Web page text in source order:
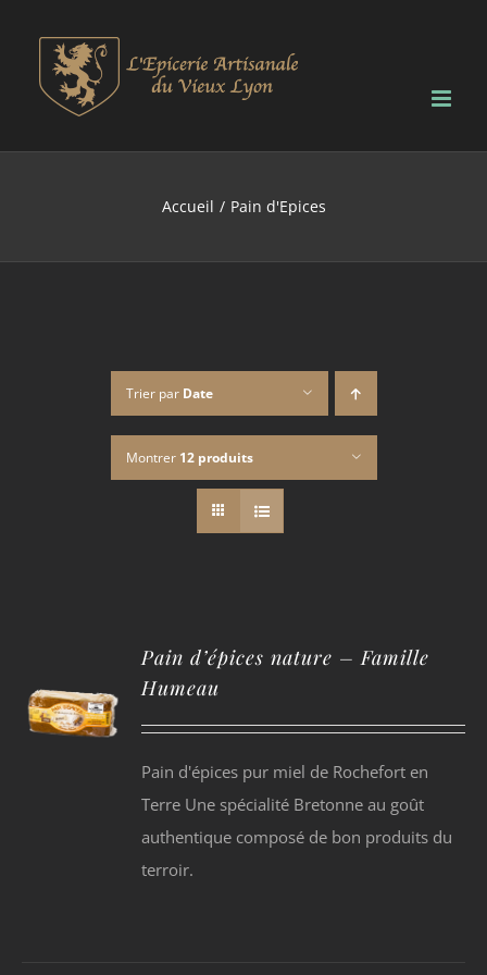
contenu
Accueil Pain d'Epices
Trier par Date
Montrer 12 produits
Pain d’épices nature – Famille
Humeau
Pain d'épices pur miel de Rochefort en
Terre Une spécialité Bretonne au goût
authentique composé de bon produits du
terroir.